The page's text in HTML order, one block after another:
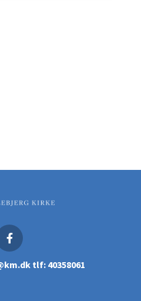
tlf: 40358061